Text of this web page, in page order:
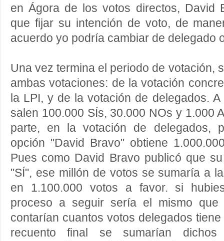
en Ágora de los votos directos, David
que fijar su intención de voto, de
acuerdo yo podría cambiar de delegado
Una vez termina el periodo de votación,
ambas votaciones: de la votación
la LPI, y de la votación de delegados.
salen 100.000 SÍs, 30.000 NOs y 1.000
parte, en la votación de delegados,
opción "David Bravo" obtiene
Pues como David Bravo publicó que
"SÍ", ese millón de votos se sumaría a
en 1.100.000 votos a favor. si
proceso a seguir sería el mismo
contarían cuantos votos delegados
recuento final se sumarían